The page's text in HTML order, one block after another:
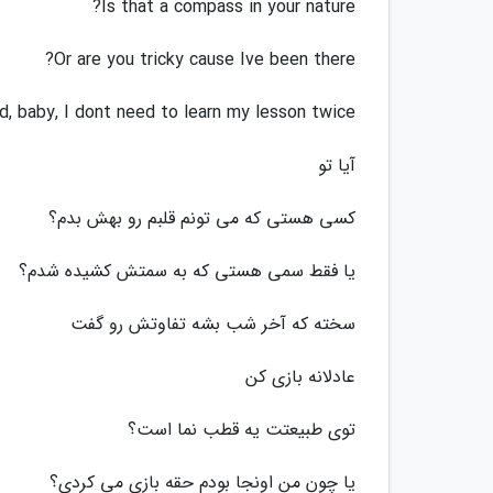
Is that a compass in your nature?
Or are you tricky cause Ive been there?
baby, I dont need to learn my lesson twice
آیا تو
کسی هستی که می تونم قلبم رو بهش بدم؟
یا فقط سمی هستی که به سمتش کشیده شدم؟
سخته که آخر شب بشه تفاوتش رو گفت
عادلانه بازی کن
توی طبیعتت یه قطب نما است؟
یا چون من اونجا بودم حقه بازی می کردی؟